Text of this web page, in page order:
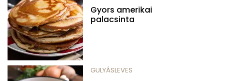
Gyors amerikai
palacsinta
GULYÁSLEVES